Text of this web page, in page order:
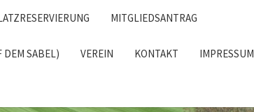
MITGLIEDSANTRAG
DEM SABEL) VEREIN KONTAKT IMPRESSUM